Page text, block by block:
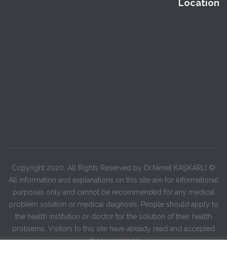
Location
© Copyright 2020. All Rights Reserved by Dr.Nimet KAŞKARLI
All information and explanations on this site are for informational
purposes only and cannot be recommended for any medical
problem solution or medical diagnosis. People should apply to
the health institution or doctor for the solution of their health
problems. Visitors to this site have already read and accepted
these warnings.